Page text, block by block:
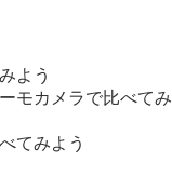
よう
モカメラで比べてみ
てみよう